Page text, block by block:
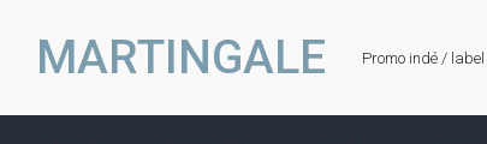
MARTINGALE Promo indé /